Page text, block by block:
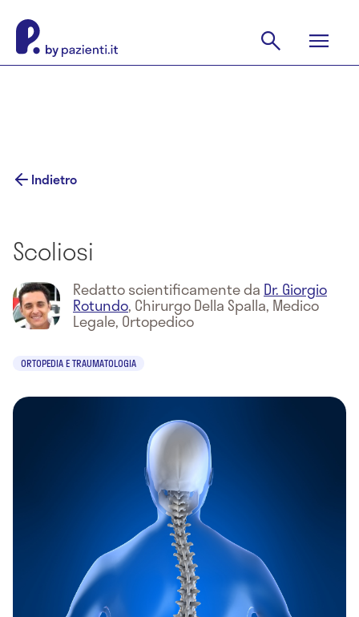
Indietro
Scoliosi
Redatto scientificamente da Dr. Giorgio
Rotundo, Chirurgo Della Spalla, Medico
Legale, Ortopedico
ORTOPEDIA E TRAUMATOLOGIA